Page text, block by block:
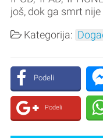
još, dok ga smrt
Kategorija:
Podeli
Podeli